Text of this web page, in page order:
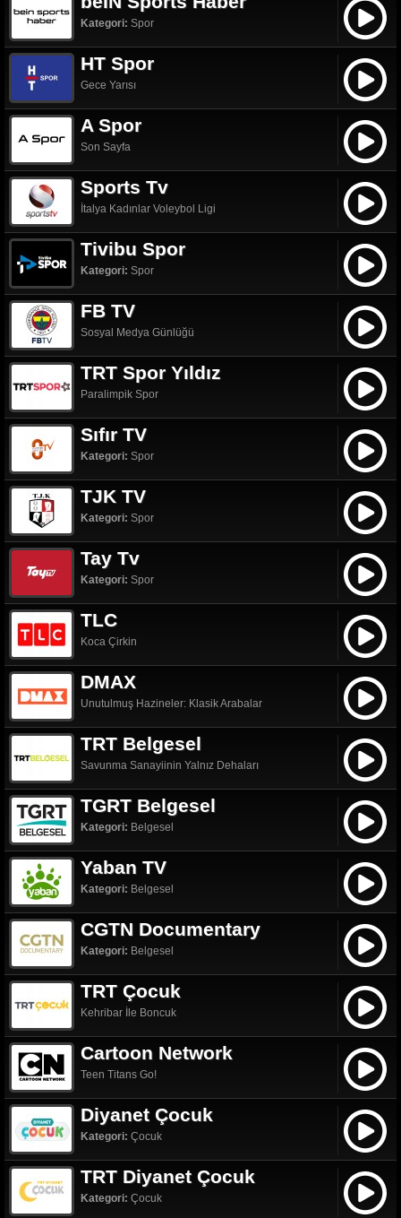
Kategori: Spor
HT Spor
Gece Yarısı
A Spor
Son Sayfa
Sports Tv
İtalya Kadınlar Voleybol Ligi
Tivibu Spor
Kategori: Spor
FB TV
Sosyal Medya Günlüğü
TRT Spor Yıldız
Paralimpik Spor
Sıfır TV
Kategori: Spor
TJK TV
Kategori: Spor
Tay Tv
Kategori: Spor
TLC
Koca Çirkin
DMAX
Unutulmuş Hazineler: Klasik Arabalar
TRT Belgesel
Savunma Sanayiinin Yalnız Dehaları
TGRT Belgesel
Kategori: Belgesel
Yaban TV
Kategori: Belgesel
CGTN Documentary
Kategori: Belgesel
TRT Çocuk
Kehribar İle Boncuk
Cartoon Network
Teen Titans Go!
Diyanet Çocuk
Kategori: Çocuk
TRT Diyanet Çocuk
Kategori: Çocuk